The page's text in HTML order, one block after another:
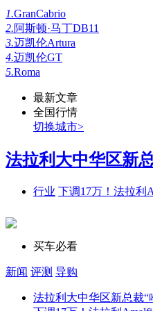
1.GranCabrio
2.阿斯顿·马丁DB11
3.迈凯伦Artura
4.迈凯伦GT
5.Roma
最新文章
全国行情
切换城市>
法拉利大中华区新
行业 下调17万！法拉利
买车必看
新闻 评测 导购
法拉利大中华区新总裁“